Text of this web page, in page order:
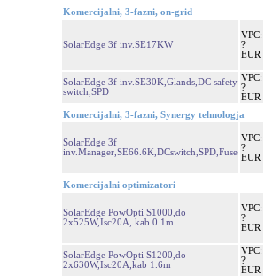
Komercijalni, 3-fazni, on-grid
SolarEdge 3f inv.SE17KW
VPC:
?
EUR
SolarEdge 3f inv.SE30K,Glands,DC safety
switch,SPD
VPC:
?
EUR
Komercijalni, 3-fazni, Synergy tehnologja
SolarEdge 3f
inv.Manager,SE66.6K,DCswitch,SPD,Fuse
VPC:
?
EUR
Komercijalni optimizatori
SolarEdge PowOpti S1000,do
2x525W,Isc20A, kab 0.1m
VPC:
?
EUR
SolarEdge PowOpti S1200,do
2x630W,Isc20A,kab 1.6m
VPC:
?
EUR